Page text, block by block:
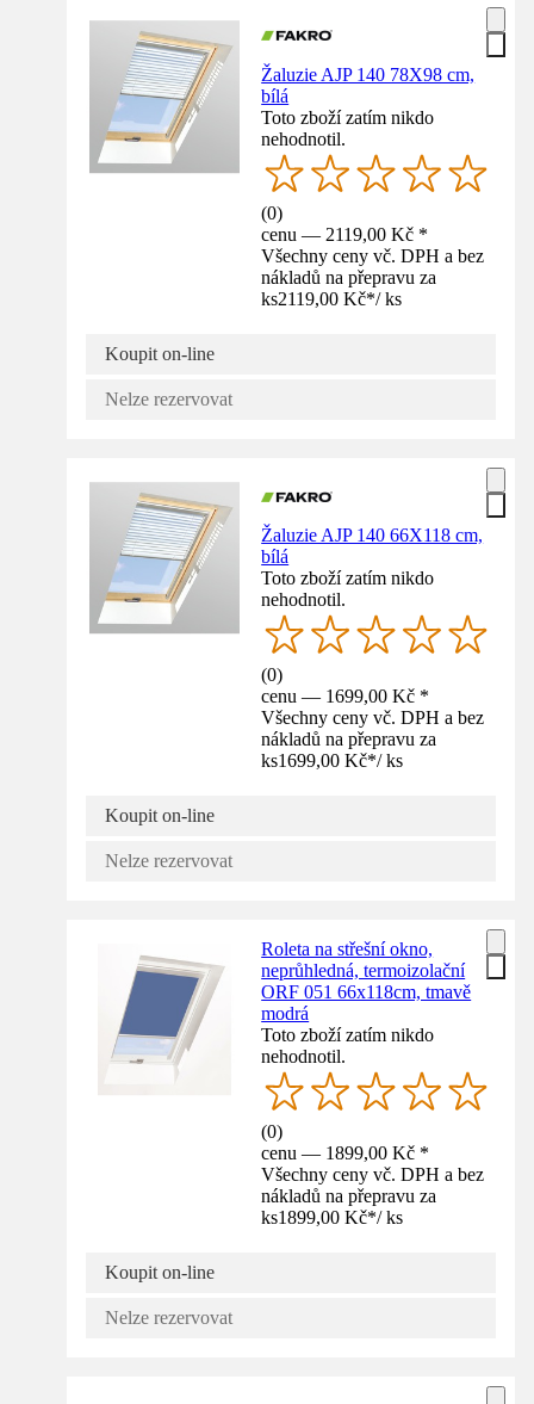
Žaluzie AJP 140 78X98 cm,
bílá
Toto zboží zatím nikdo
nehodnotil.
(0)
cenu — 2119,00 Kč *
Všechny ceny vč. DPH a bez
nákladů na přepravu za
ks2119,00 Kč*/ ks
Koupit on-line
Nelze rezervovat
Žaluzie AJP 140 66X118 cm,
bílá
Toto zboží zatím nikdo
nehodnotil.
(0)
cenu — 1699,00 Kč *
Všechny ceny vč. DPH a bez
nákladů na přepravu za
ks1699,00 Kč*/ ks
Koupit on-line
Nelze rezervovat
Roleta na střešní okno,
neprůhledná, termoizolační
ORF 051 66x118cm, tmavě
modrá
Toto zboží zatím nikdo
nehodnotil.
(0)
cenu — 1899,00 Kč *
Všechny ceny vč. DPH a bez
nákladů na přepravu za
ks1899,00 Kč*/ ks
Koupit on-line
Nelze rezervovat